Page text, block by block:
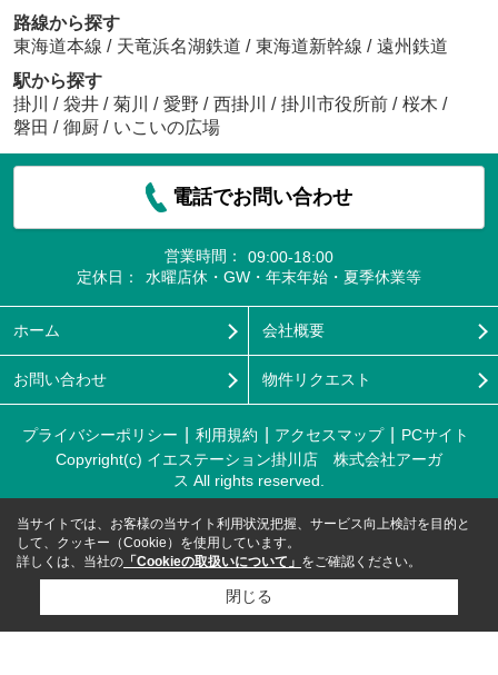
路線から探す
東海道本線 / 天竜浜名湖鉄道 / 東海道新幹線 / 遠州鉄道
駅から探す
掛川
/ 袋井 / 菊川 / 愛野 / 西掛川 / 掛川市役所前 / 桜木 /
磐田 / 御厨 / いこいの広場
電話でお問い合わせ
営業時間：
09:00-18:00
定休日：
水曜店休・GW・年末年始・夏季休業等
ホーム 会社概要
お問い合わせ 物件リクエスト
プライバシーポリシー 利用規約 アクセスマップ
PCサイト
Copyright(c) イエステーション掛川店 株式会社アーガ
ス All rights reserved.
当サイトでは、お客様の当サイト利用状況把握、サービス向上検討を目的と
して、クッキー（Cookie）を使用しています。
詳しくは、当社の 「Cookieの取扱いについて」 をご確認ください。
閉じる